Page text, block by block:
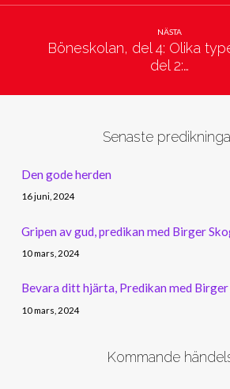
NÄSTA
Böneskolan, del 4: Olika
del 2:…
Senaste
Den gode herden
16 juni, 2024
Gripen av gud, predikan med Birger
10 mars, 2024
Bevara ditt hjärta, Predikan med
10 mars, 2024
Kommande